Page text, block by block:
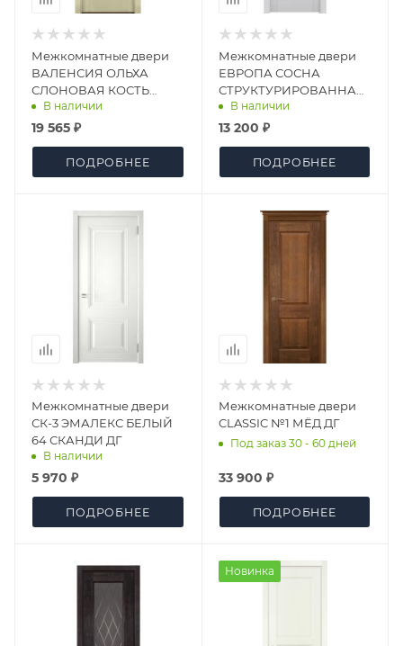
Межкомнатные двери
ВАЛЕНСИЯ ОЛЬХА
СЛОНОВАЯ КОСТЬ
ЭМАЛЬ ДО
В наличии
19 565 ₽
ПОДРОБНЕЕ
Межкомнатные двери
ЕВРОПА СОСНА
СТРУКТУРИРОВАННАЯ
АЙСБЕРГ ДГ
В наличии
13 200 ₽
ПОДРОБНЕЕ
Межкомнатные двери
СК-3 ЭМАЛЕКС БЕЛЫЙ
64 СКАНДИ ДГ
В наличии
5 970 ₽
ПОДРОБНЕЕ
Межкомнатные двери
CLASSIC №1 МЁД ДГ
Под заказ 30 - 60 дней
33 900 ₽
ПОДРОБНЕЕ
Новинка